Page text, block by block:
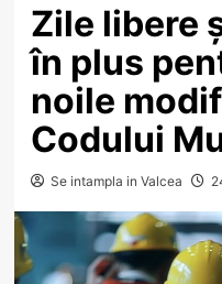
Zile libere
în plus
noile
Codului
Se intampla in Valcea